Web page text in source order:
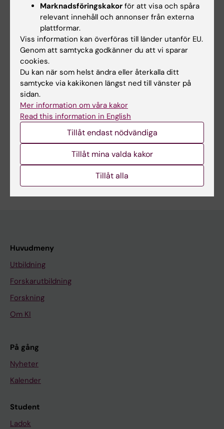
jag arbete och började jobba
som statistiker på Socialstyrelsen, där
arbetade jag med
socialtjänsteregistren. Efter 4 år, hösten 2011,
började jag mitt jobb
som statistiker här på Centrumet för
läkemedelsepidemiologi (CPE) vid
Karolinska Institutet.
Forskningsområden:
Medicinsk biostatistik
Är du Marie Linder?
Huvudmeny
Utbildning
Forskarutbildning
Forskning
Om KI
På gång
Nyheter
Kalender
Student
Ladok
Marknadsföringskakor för att visa och spåra
relevant innehåll och annonser från externa
plattformar.
Viss information kan överföras till länder utanför EU.
Genom att samtycka godkänner du att vi sparar
cookies.
Du kan när som helst ändra eller återkalla ditt
samtycke via kakikonen längst ned till vänster på
sidan.
Mer information om våra kakor
Read this information in English
Tillåt endast nödvändiga
Tillåt mina valda kakor
Tillåt alla